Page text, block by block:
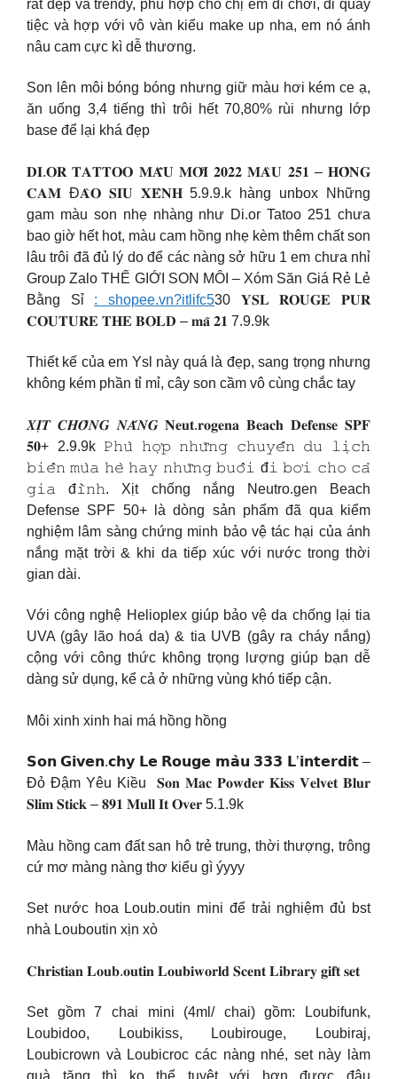
rất đẹp và trendy, phù hợp cho chị em đi chơi, đi quẩy
tiệc và hợp với vô vàn kiểu make up nha, em nó ánh
nâu cam cực kì dễ thương.
Son lên môi bóng bóng nhưng giữ màu hơi kém ce ạ,
ăn uống 3,4 tiếng thì trôi hết 70,80% rùi nhưng lớp
base để lại khá đẹp
𝐃𝐈.𝐎𝐑 𝐓𝐀𝐓𝐓𝐎𝐎 𝐌𝐀̂̃𝐔 𝐌𝐎̛́𝐈 𝟐𝟎𝟐𝟐 𝐌𝐀̀𝐔 𝟐𝟓𝟏 – 𝐇𝐎̂̀𝐍𝐆
𝐂𝐀𝐌 Đ𝐀̀𝐎 𝐒𝐈𝐔 𝐗𝐄̂𝐍𝐇 5.9.9.k hàng unbox Những
gam màu son nhẹ nhàng như Di.or Tatoo 251 chưa
bao giờ hết hot, màu cam hồng nhẹ kèm thêm chất son
lâu trôi đã đủ lý do để các nàng sở hữu 1 em chưa nhỉ
Group Zalo THẾ GIỚI SON MÔI – Xóm Săn Giá Rẻ Lẻ
Bằng Sỉ : shopee.vn?itlifc530 𝐘𝐒𝐋 𝐑𝐎𝐔𝐆𝐄 𝐏𝐔𝐑
𝐂𝐎𝐔𝐓𝐔𝐑𝐄 𝐓𝐇𝐄 𝐁𝐎𝐋𝐃 – 𝐦𝐚̃ 𝟐𝟏 7.9.9k
Thiết kế của em Ysl này quá là đẹp, sang trọng nhưng
không kém phần tỉ mỉ, cây son cầm vô cùng chắc tay
𝑿𝑰̣𝑻 𝑪𝑯𝑶̂́𝑵𝑮 𝑵𝑨̆́𝑵𝑮 𝐍𝐞𝐮𝐭.𝐫𝐨𝐠𝐞𝐧𝐚 𝐁𝐞𝐚𝐜𝐡 𝐃𝐞𝐟𝐞𝐧𝐬𝐞 𝐒𝐏𝐅
𝟓𝟎+ 2.9.9k 𝙿𝚑𝚞̀ 𝚑𝚘̛̣𝚙 𝚗𝚑𝚞̛̃𝚗𝚐 𝚌𝚑𝚞𝚢𝚎̂́𝚗 𝚍𝚞 𝚕𝚒̣𝚌𝚑
𝚋𝚒𝚎̂̉𝚗 𝚖𝚞̀𝚊 𝚑𝚎̀ 𝚑𝚊𝚢 𝚗𝚑𝚞̛̃𝚗𝚐 𝚋𝚞𝚘̂̉𝚒 đ𝚒 𝚋𝚘̛𝚒 𝚌𝚑𝚘 𝚌𝚊̉
𝚐𝚒𝚊 đ𝚒̀𝚗𝚑. Xịt chống nắng Neutro.gen Beach
Defense SPF 50+ là dòng sản phẩm đã qua kiểm
nghiệm lâm sàng chứng minh bảo vệ tác hại của ánh
nắng mặt trời & khi da tiếp xúc với nước trong thời
gian dài.
Với công nghệ Helioplex giúp bảo vệ da chống lại tia
UVA (gây lão hoá da) & tia UVB (gây ra cháy nắng)
cộng với công thức không trọng lượng giúp bạn dễ
dàng sử dụng, kể cả ở những vùng khó tiếp cận.
Môi xinh xinh hai má hồng hồng
𝗦𝗼𝗻 𝗚𝗶𝘃𝗲𝗻.𝗰𝗵𝘆 𝗟𝗲 𝗥𝗼𝘂𝗴𝗲 𝗺𝗮̀𝘂 𝟯𝟯𝟯 𝗟’𝗶𝗻𝘁𝗲𝗿𝗱𝗶𝘁 –
Đỏ Đậm Yêu Kiều
𝐒𝐨𝐧 𝐌𝐚𝐜 𝐏𝐨𝐰𝐝𝐞𝐫 𝐊𝐢𝐬𝐬 𝐕𝐞𝐥𝐯𝐞𝐭 𝐁𝐥𝐮𝐫
𝐒𝐥𝐢𝐦 𝐒𝐭𝐢𝐜𝐤 – 𝟖𝟗𝟏 𝐌𝐮𝐥𝐥 𝐈𝐭 𝐎𝐯𝐞𝐫 5.1.9k
Màu hồng cam đất san hô trẻ trung, thời thượng, trông
cứ mơ màng nàng thơ kiểu gì ýyyy
Set nước hoa Loub.outin mini để trải nghiệm đủ bst
nhà Louboutin xịn xò
𝐂𝐡𝐫𝐢𝐬𝐭𝐢𝐚𝐧 𝐋𝐨𝐮𝐛.𝐨𝐮𝐭𝐢𝐧 𝐋𝐨𝐮𝐛𝐢𝐰𝐨𝐫𝐥𝐝 𝐒𝐜𝐞𝐧𝐭 𝐋𝐢𝐛𝐫𝐚𝐫𝐲 𝐠𝐢𝐟𝐭 𝐬𝐞𝐭
Set gồm 7 chai mini (4ml/ chai) gồm: Loubifunk,
Loubidoo, Loubikiss, Loubirouge, Loubiraj,
Loubicrown và Loubicroc các nàng nhé, set này làm